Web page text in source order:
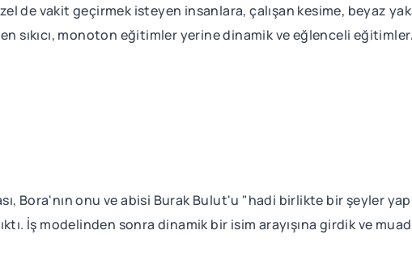
de vakit geçirmek isteyen insanlara, çalışan kesime, beyaz
sıkıcı, monoton eğitimler yerine dinamik ve eğlenceli
Bora'nın onu ve abisi Burak Bulut'u "hadi birlikte bir şeyler
İş modelinden sonra dinamik bir isim arayışına girdik ve